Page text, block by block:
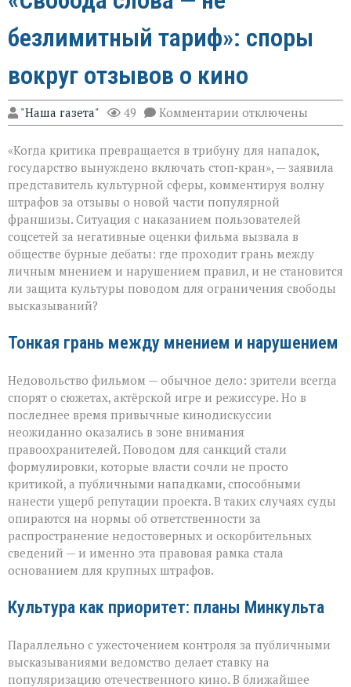
безлимитный тариф»: споры
вокруг отзывов о кино
"Наша газета" 49 Комментарии к
записи
слова — не
безлимитный
тариф»:
споры
вокруг
отзывов
о
кино
отключены
«Когда критика превращается в трибуну для нападок,
государство вынуждено включать стоп‑кран», — заявила
представитель культурной сферы, комментируя волну
штрафов за отзывы о новой части популярной
франшизы. Ситуация с наказанием пользователей
соцсетей за негативные оценки фильма вызвала в
обществе бурные дебаты: где проходит грань между
личным мнением и нарушением правил, и не становится
ли защита культуры поводом для ограничения свободы
высказываний?
Тонкая грань между мнением и нарушением
Недовольство фильмом — обычное дело: зрители всегда
спорят о сюжетах, актёрской игре и режиссуре. Но в
последнее время привычные кинодискуссии
неожиданно оказались в зоне внимания
правоохранителей. Поводом для санкций стали
формулировки, которые власти сочли не просто
критикой, а публичными нападками, способными
нанести ущерб репутации проекта. В таких случаях суды
опираются на нормы об ответственности за
распространение недостоверных и оскорбительных
сведений — и именно эта правовая рамка стала
основанием для крупных штрафов.
Культура как приоритет: планы Минкульта
Параллельно с ужесточением контроля за публичными
высказываниями ведомство делает ставку на
популяризацию отечественного кино. В ближайшее